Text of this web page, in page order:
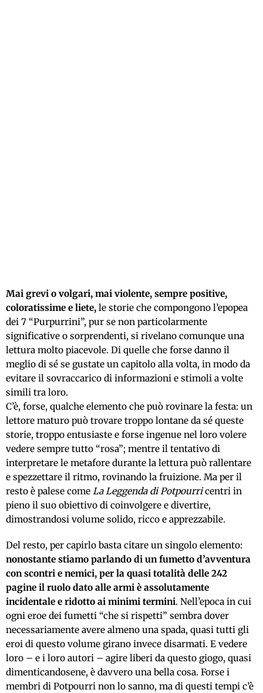
Mai grevi o volgari, mai violente, sempre positive,
coloratissime e liete, le storie che compongono l’epopea
dei 7 “Purpurrini”, pur se non particolarmente
significative o sorprendenti, si rivelano comunque una
lettura molto piacevole. Di quelle che forse danno il
meglio di sé se gustate un capitolo alla volta, in modo da
evitare il sovraccarico di informazioni e stimoli a volte
simili tra loro.
C’è, forse, qualche elemento che può rovinare la festa: un
lettore maturo può trovare troppo lontane da sé queste
storie, troppo entusiaste e forse ingenue nel loro volere
vedere sempre tutto “rosa”; mentre il tentativo di
interpretare le metafore durante la lettura può rallentare
e spezzettare il ritmo, rovinando la fruizione. Ma per il
resto è palese come La Leggenda di Potpourricentri in
pieno il suo obiettivo di coinvolgere e divertire,
dimostrandosi volume solido, ricco e apprezzabile.
Del resto, per capirlo basta citare un singolo elemento:
nonostante stiamo parlando di un fumetto d’avventura
con scontri e nemici, per la quasi totalità delle 242
pagine il ruolo dato alle armi è assolutamente
incidentale e ridotto ai minimi termini. Nell’epoca in cui
ogni eroe dei fumetti “che si rispetti” sembra dover
necessariamente avere almeno una spada, quasi tutti gli
eroi di questo volume girano invece disarmati. E vedere
loro – e i loro autori – agire liberi da questo giogo, quasi
dimenticandosene, è davvero una bella cosa. Forse i
membri di Potpourri non lo sanno, ma di questi tempi c’è